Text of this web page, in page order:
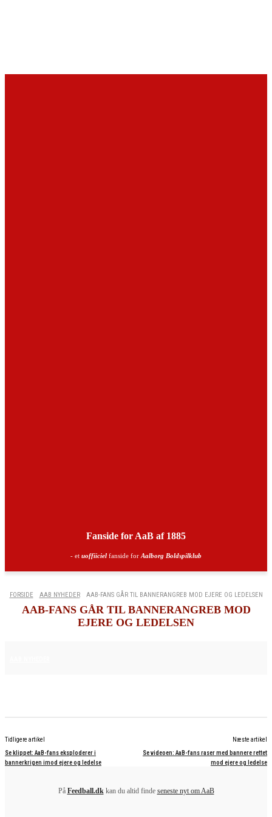
Fanside for AaB af 1885
- et uoffiiciel fanside for Aalborg Boldspilklub
FORSIDE AAB NYHEDER AAB-FANS GÅR TIL BANNERANGREB MOD EJERE OG LEDELSEN
AAB-FANS GÅR TIL BANNERANGREB MOD
EJERE OG LEDELSEN
Tidligere artikel
Se klippet: AaB-fans eksploderer i
bannerkrigen imod ejere og ledelse
Næste artikel
Se videoen: AaB-fans raser med bannere rettet
mod ejere og ledelse
På Feedball.dkkan du altid finde seneste nyt om AaB